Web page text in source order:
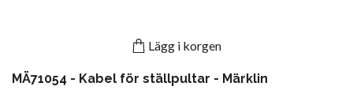
Lägg i korgen
MÄ71054 - Kabel för ställpultar - Märklin